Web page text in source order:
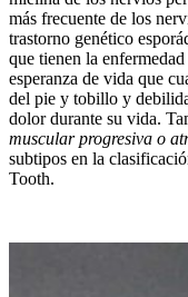
más frecuente de los
trastorno genético
que tienen la
esperanza de vida que
del pie y tobillo y
dolor durante su vida.
muscular progresiva o
subtipos en la
Tooth.